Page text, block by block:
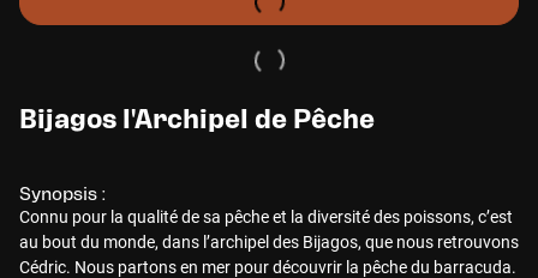
Bijagos l'Archipel de Pêche
Synopsis :
Connu pour la qualité de sa pêche et la diversité des poissons, c’est
au bout du monde, dans l’archipel des Bijagos, que nous retrouvons
Cédric. Nous partons en mer pour découvrir la pêche du barracuda.